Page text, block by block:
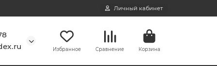
Личный кабинет
Избранное Сравнение Корзина